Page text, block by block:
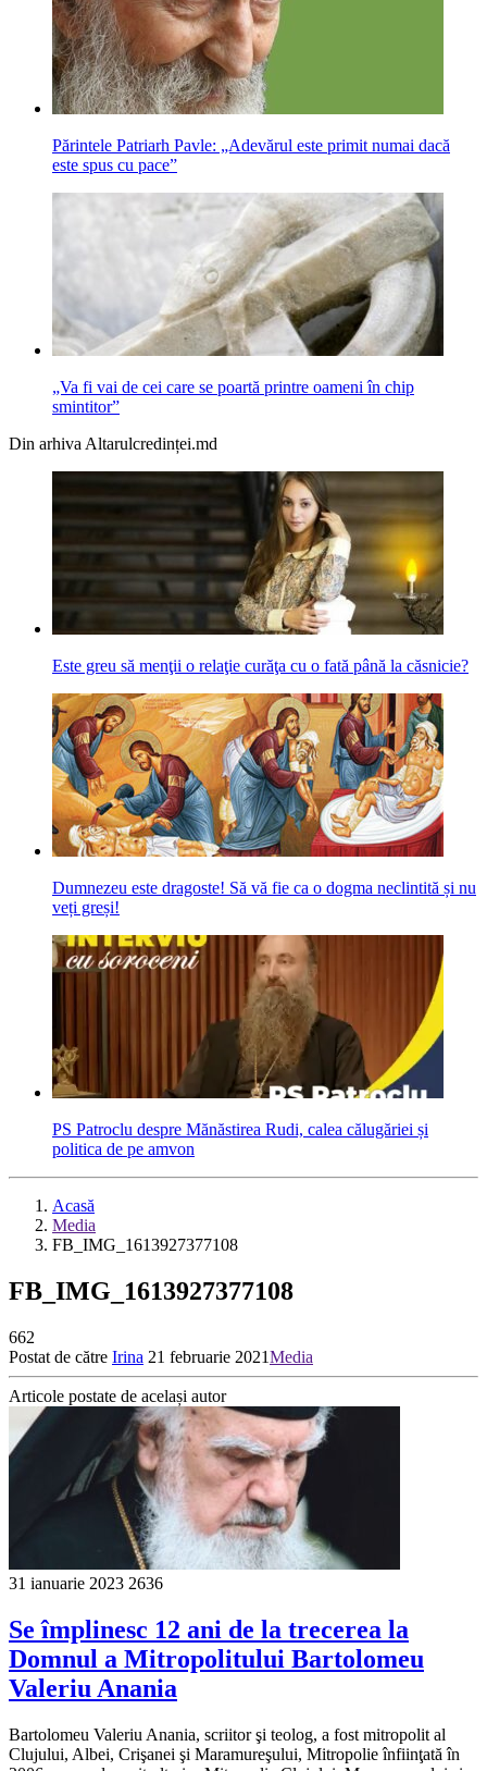
Părintele Patriarh Pavle: „Adevărul este primit numai dacă
este spus cu pace”
„Va fi vai de cei care se poartă printre oameni în chip
smintitor”
Din arhiva Altarulcredinței.md
Este greu să menţii o relaţie curăţa cu o fată până la căsnicie?
Dumnezeu este dragoste! Să vă fie ca o dogma neclintită și nu
veți greși!
PS Patroclu despre Mănăstirea Rudi, calea călugăriei și
politica de pe amvon
Acasă
Media
FB_IMG_1613927377108
FB_IMG_1613927377108
662
Postat de către Irina 21 februarie 2021Media
Articole postate de același autor
31 ianuarie 2023 2636
Se împlinesc 12 ani de la trecerea la
Domnul a Mitropolitului Bartolomeu
Valeriu Anania
Bartolomeu Valeriu Anania, scriitor şi teolog, a fost mitropolit al
Clujului, Albei, Crişanei şi Maramureşului, Mitropolie înfiinţată în